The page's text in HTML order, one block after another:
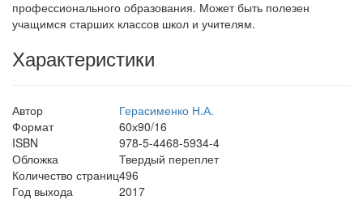
профессионального образования. Может быть полезен
учащимся старших классов школ и учителям.
Характеристики
Автор
Герасименко Н.А.
Формат
60х90/16
ISBN
978-5-4468-5934-4
Обложка
Твердый переплет
Количество страниц496
Год выхода
2017